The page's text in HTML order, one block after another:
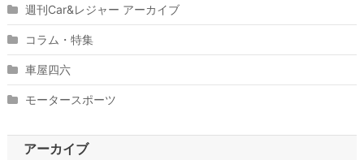
週刊Car&レジャー アーカイブ
コラム・特集
車屋四六
モータースポーツ
アーカイブ